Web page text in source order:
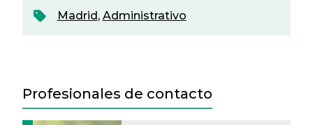
Madrid, Administrativo
Profesionales de contacto